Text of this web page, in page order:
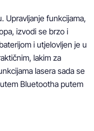
Upravljanje funkcijama,
izvodi se brzo i
i utjelovljen je u
lakim za
lasera sada se
Bluetootha putem